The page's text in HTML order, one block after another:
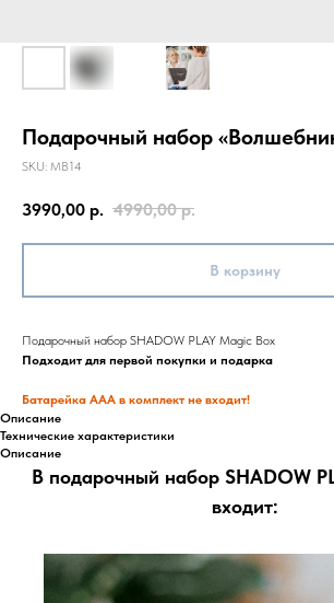
Подарочный набор
SKU: MB14
3990,00 р. 4990,00 р.
В корзину
Подарочный набор SHADOW PLAY Magic Box
Подходит для первой покупки и подарка
Батарейка ААА в комплект не входит!
Описание
Технические характеристики
Описание
В подарочный набор SHADOW
входит: